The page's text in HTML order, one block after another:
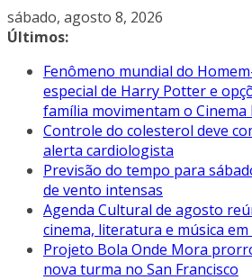
Pular
para
conteúdo
sábado, agosto 8, 2026
Últimos:
Fenômeno mundial do
especial de Harry Potter e
família movimentam o
Controle do colesterol deve
alerta cardiologista
Previsão do tempo para
de vento intensas
Agenda Cultural de agosto
cinema, literatura e música
Projeto Bola Onde Mora
nova turma no San Francisco